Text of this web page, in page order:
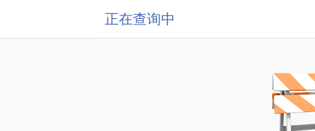
正在查询中